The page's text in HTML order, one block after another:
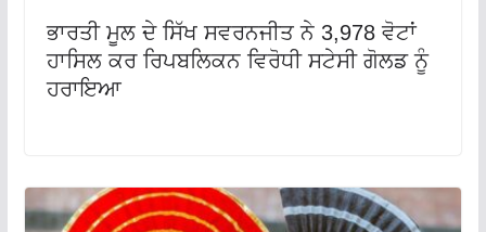
ਭਾਰਤੀ ਮੂਲ ਦੇ ਸਿੱਖ ਸਵਰਨਜੀਤ ਨੇ 3,978 ਵੋਟਾਂ
ਹਾਸਿਲ ਕਰ ਰਿਪਬਲਿਕਨ ਵਿਰੋਧੀ ਸਟੇਸੀ ਗੋਲਡ ਨੂੰ
ਹਰਾਇਆ